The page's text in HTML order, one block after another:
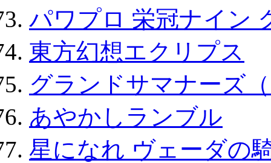
パワプロ 栄冠ナイン
東方幻想エクリプス
グランドサマナーズ
あやかしランブル
星になれ ヴェーダの